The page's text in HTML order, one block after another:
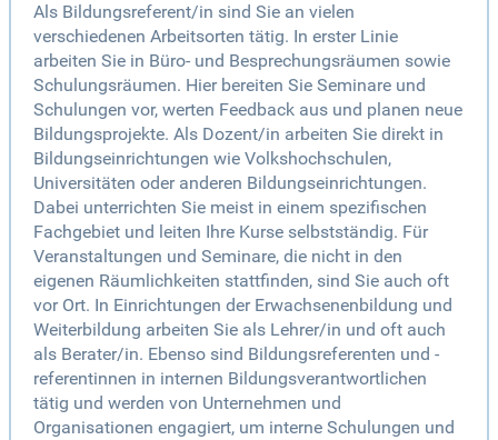
Als Bildungsreferent/in sind Sie an vielen
verschiedenen Arbeitsorten tätig. In erster Linie
arbeiten Sie in Büro- und Besprechungsräumen sowie
Schulungsräumen. Hier bereiten Sie Seminare und
Schulungen vor, werten Feedback aus und planen neue
Bildungsprojekte. Als Dozent/in arbeiten Sie direkt in
Bildungseinrichtungen wie Volkshochschulen,
Universitäten oder anderen Bildungseinrichtungen.
Dabei unterrichten Sie meist in einem spezifischen
Fachgebiet und leiten Ihre Kurse selbstständig. Für
Veranstaltungen und Seminare, die nicht in den
eigenen Räumlichkeiten stattfinden, sind Sie auch oft
vor Ort. In Einrichtungen der Erwachsenenbildung und
Weiterbildung arbeiten Sie als Lehrer/in und oft auch
als Berater/in. Ebenso sind Bildungsreferenten und -
referentinnen in internen Bildungsverantwortlichen
tätig und werden von Unternehmen und
Organisationen engagiert, um interne Schulungen und